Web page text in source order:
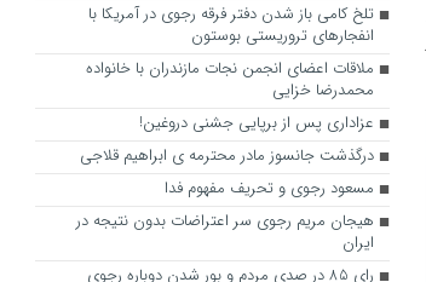
تلخ کامی باز شدن دفتر فرقه رجوی در آمریکا با
انفجارهای تروریستی بوستون
ملاقات اعضای انجمن نجات مازندران با خانواده
محمدرضا خزایی
عزاداری پس از برپایی جشنی دروغین!
درگذشت جانسوز مادر محترمه ی ابراهیم قلاجی
مسعود رجوی و تحریف مفهوم فدا
هیجان مریم رجوی سر اعتراضات بدون نتیجه در
ایران
رای 85 در صدی مردم و بور شدن دوباره رجوی